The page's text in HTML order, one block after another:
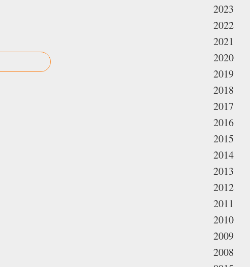
2023
2022
2021
2020
2019
2018
2017
2016
2015
2014
2013
2012
2011
2010
2009
2008